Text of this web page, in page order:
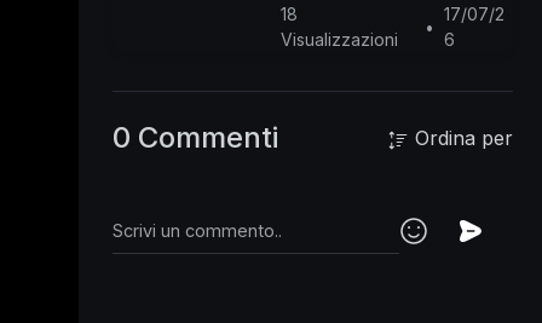
18
Visualizzazioni
•
17/07/2
6
0 Commenti Ordina per